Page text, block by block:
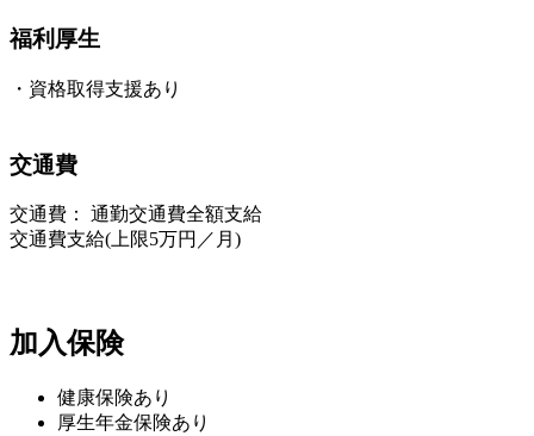
福利厚生
・資格取得支援あり
交通費
交通費： 通勤交通費全額支給
交通費支給(上限5万円／月)
加入保険
健康保険あり
厚生年金保険あり